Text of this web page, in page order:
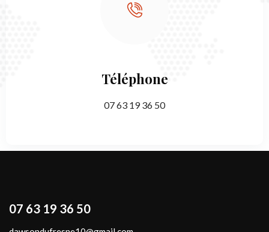
Téléphone
07 63 19 36 50
07 63 19 36 50